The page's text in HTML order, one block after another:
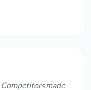
Competitors made